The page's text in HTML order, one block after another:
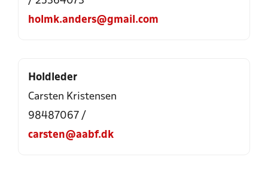
holmk.anders@gmail.com
Holdleder
Carsten Kristensen
98487067 /
carsten@aabf.dk